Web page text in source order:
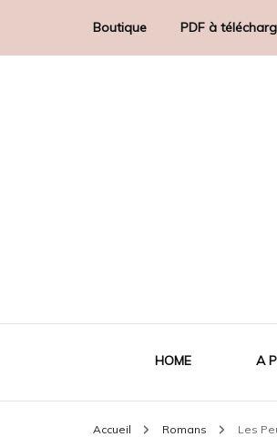
Boutique PDF à
Diddha
HOME A
Accueil Romans Les